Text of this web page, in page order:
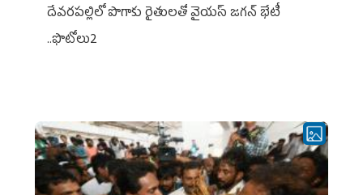
దేవరపల్లిలో పొగాకు రైతులతో వైయస్ జగన్ భేటీ
..ఫొటోలు2